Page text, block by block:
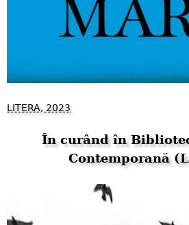
LITERA, 2023
În curând în
Contemporană